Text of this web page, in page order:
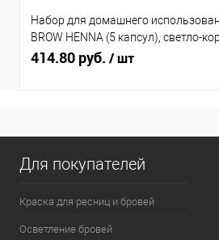
Набор для домашнего
BROW HENNA (5 капсул), светло-
цвет
414.80 руб. / шт
Для покупателей
Краска для ресниц и бровей
Осветление бровей